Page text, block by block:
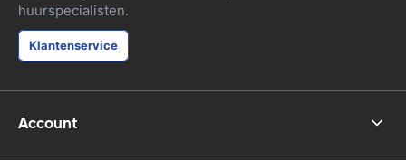
huurspecialisten.
Klantenservice
Account